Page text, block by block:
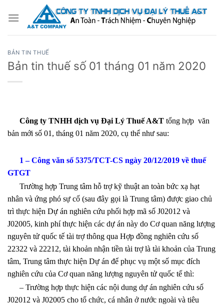
qua
BẢN TIN THUẾ
Bản tin thuế số 01 tháng 01 năm 2020
Công ty TNHH dịch vụ Đại Lý ThuếA&T tổng hợp văn
bản mới số 01, tháng 01 năm 2020, cụ thể như sau:
1 – Công văn số 5375/TCT-CS ngày 20/12/2019 về thuế
GTGT
Trường hợp Trung tâm hỗ trợ kỹ thuật an toàn bức xạ hạt
nhân và ứng phó sự cố (sau đây gọi là Trung tâm) được giao chủ
trì thực hiện Dự án nghiên cứu phối hợp mã số J02012 và
J02005, kinh phí thực hiện các dự án này do Cơ quan năng lượng
nguyên tử quốc tế tài trợ thông qua Hợp đồng nghiên cứu số
22322 và 22212, tài khoản nhận tiền tài trợ là tài khoản của Trung
tâm, Trung tâm thực hiện Dự án để phục vụ một số mục đích
nghiên cứu của Cơ quan năng lượng nguyên tử quốc tế thì:
– Trường hợp thực hiện các nội dung dự án nghiên cứu số
J02012 và J02005 cho tổ chức, cá nhân ở nước ngoài và tiêu